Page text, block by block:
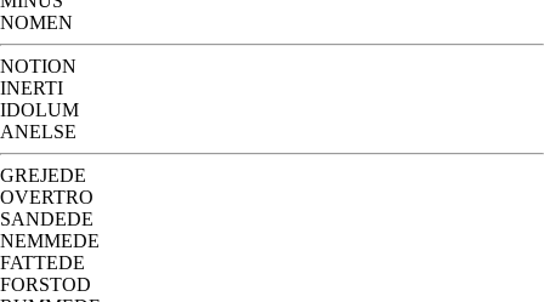
NOMEN
NOTION
INERTI
IDOLUM
ANELSE
GREJEDE
OVERTRO
SANDEDE
NEMMEDE
FATTEDE
FORSTOD